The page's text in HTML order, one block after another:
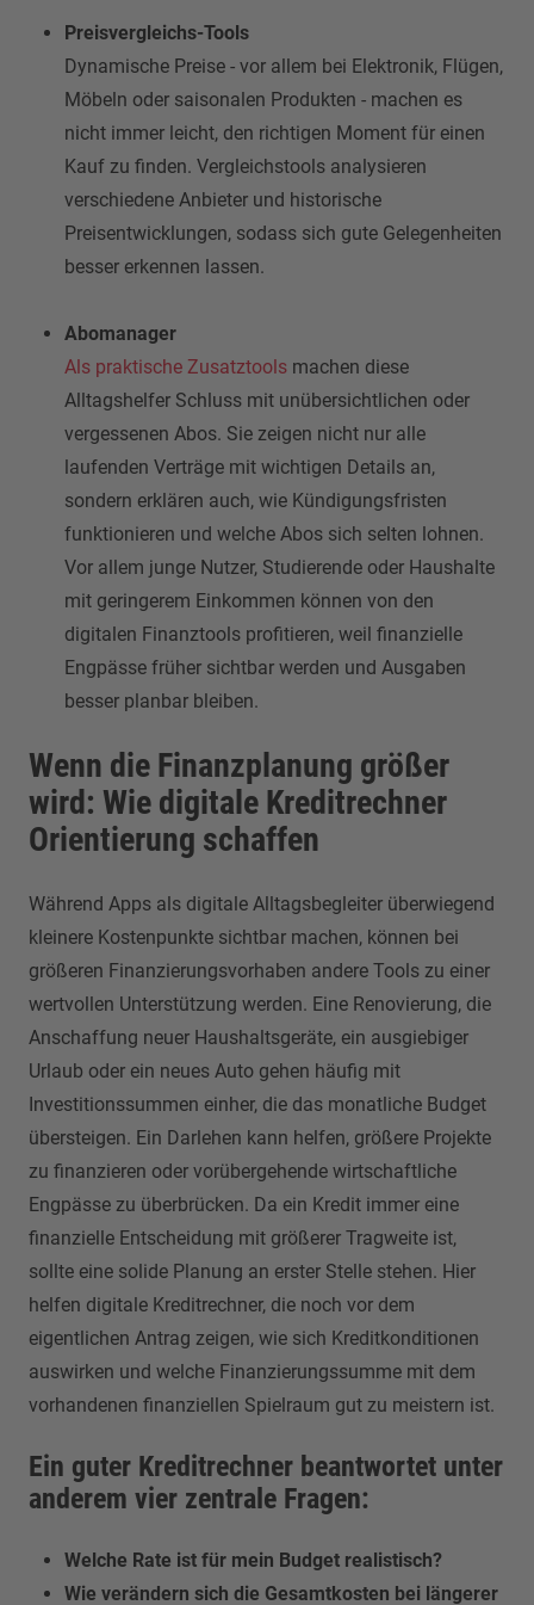
Preisvergleichs-Tools
Dynamische Preise - vor allem bei Elektronik, Flügen,
Möbeln oder saisonalen Produkten - machen es
nicht immer leicht, den richtigen Moment für einen
Kauf zu finden. Vergleichstools analysieren
verschiedene Anbieter und historische
Preisentwicklungen, sodass sich gute Gelegenheiten
besser erkennen lassen.
Abomanager
Als praktische Zusatztools machen diese
Alltagshelfer Schluss mit unübersichtlichen oder
vergessenen Abos. Sie zeigen nicht nur alle
laufenden Verträge mit wichtigen Details an,
sondern erklären auch, wie Kündigungsfristen
funktionieren und welche Abos sich selten lohnen.
Vor allem junge Nutzer, Studierende oder Haushalte
mit geringerem Einkommen können von den
digitalen Finanztools profitieren, weil finanzielle
Engpässe früher sichtbar werden und Ausgaben
besser planbar bleiben.
Wenn die Finanzplanung größer
wird: Wie digitale Kreditrechner
Orientierung schaffen
Während Apps als digitale Alltagsbegleiter überwiegend
kleinere Kostenpunkte sichtbar machen, können bei
größeren Finanzierungsvorhaben andere Tools zu einer
wertvollen Unterstützung werden. Eine Renovierung, die
Anschaffung neuer Haushaltsgeräte, ein ausgiebiger
Urlaub oder ein neues Auto gehen häufig mit
Investitionssummen einher, die das monatliche Budget
übersteigen. Ein Darlehen kann helfen, größere Projekte
zu finanzieren oder vorübergehende wirtschaftliche
Engpässe zu überbrücken. Da ein Kredit immer eine
finanzielle Entscheidung mit größerer Tragweite ist,
sollte eine solide Planung an erster Stelle stehen. Hier
helfen digitale Kreditrechner, die noch vor dem
eigentlichen Antrag zeigen, wie sich Kreditkonditionen
auswirken und welche Finanzierungssumme mit dem
vorhandenen finanziellen Spielraum gut zu meistern ist.
Ein guter Kreditrechner beantwortet unter
anderem vier zentrale Fragen:
Welche Rate ist für mein Budget realistisch?
Wie verändern sich die Gesamtkosten bei längerer